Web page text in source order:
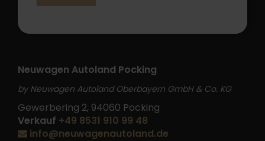
Neuwagen Autoland Pocking
by Neuwagen Autoland Oberbayern GmbH & Co. KG
Gewerbering 2, 94060 Pocking
Verkauf +49 8531 910 99 48
info@neuwagenautoland.de